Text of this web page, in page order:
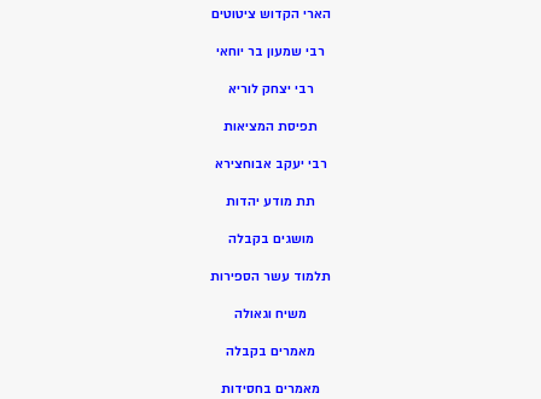
הארי הקדוש ציטוטים
רבי שמעון בר יוחאי
רבי יצחק לוריא
תפיסת המציאות
רבי יעקב אבוחצירא
תת מודע יהדות
מושגים בקבלה
תלמוד עשר הספירות
משיח וגאולה
מאמרים בקבלה
מאמרים בחסידות